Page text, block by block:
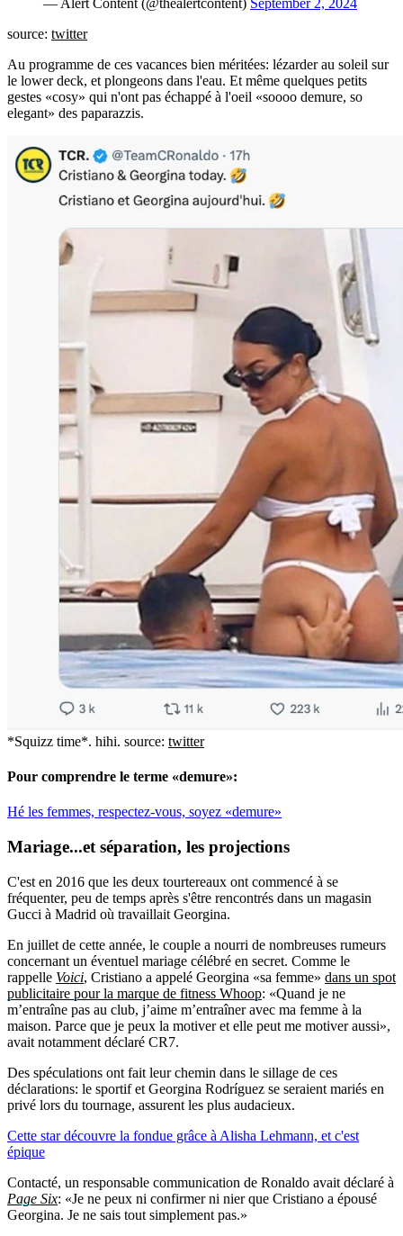
source: twitter
Au programme de ces vacances bien méritées: lézarder au soleil sur
le lower deck, et plongeons dans l'eau. Et même quelques petits
gestes «cosy» qui n'ont pas échappé à l'oeil «soooo demure, so
elegant» des paparazzis.
*Squizz time*. hihi. source: twitter
Pour comprendre le terme «demure»:
Hé les femmes, respectez-vous, soyez «demure»
Mariage...et séparation, les projections
C'est en 2016 que les deux tourtereaux ont commencé à se
fréquenter, peu de temps après s'être rencontrés dans un magasin
Gucci à Madrid où travaillait Georgina.
En juillet de cette année, le couple a nourri de nombreuses rumeurs
concernant un éventuel mariage célébré en secret. Comme le
rappelle Voici, Cristiano a appelé Georgina «sa femme» dans un spot
publicitaire pour la marque de fitness Whoop: «Quand je ne
m’entraîne pas au club, j’aime m’entraîner avec ma femme à la
maison. Parce que je peux la motiver et elle peut me motiver aussi»,
avait notamment déclaré CR7.
Des spéculations ont fait leur chemin dans le sillage de ces
déclarations: le sportif et Georgina Rodríguez se seraient mariés en
privé lors du tournage, assurent les plus audacieux.
Cette star découvre la fondue grâce à Alisha Lehmann, et c'est
épique
Contacté, un responsable communication de Ronaldo avait déclaré à
Page Six: «Je ne peux ni confirmer ni nier que Cristiano a épousé
Georgina. Je ne sais tout simplement pas.»